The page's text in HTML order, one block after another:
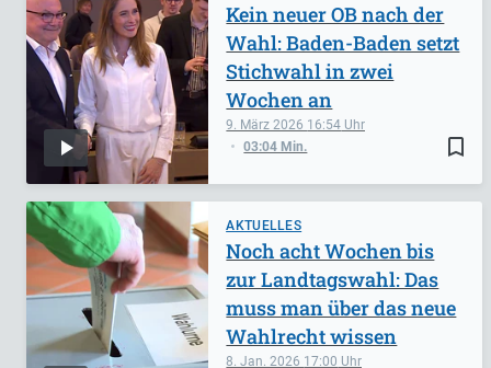
bookmark_border
9. März 2026 16:54
03:04 Min.
Kein neuer OB nach der
Wahl: Baden-Baden setzt
Stichwahl in zwei
Wochen an
AKTUELLES
8. Jan. 2026 17:00
Noch acht Wochen bis
zur Landtagswahl: Das
muss man über das neue
Wahlrecht wissen